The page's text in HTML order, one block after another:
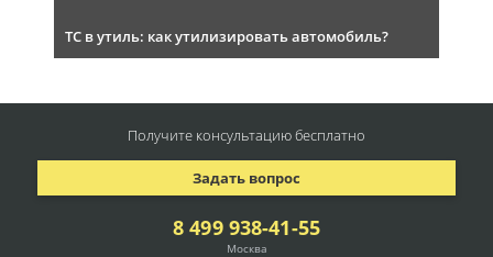
ТС в утиль: как утилизировать автомобиль?
8 499 938-41-55
Москва
Задать вопрос
Получите консультациюбесплатно